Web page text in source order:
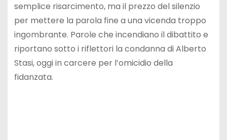
semplice risarcimento, ma il prezzo del silenzio
per mettere la parola fine a una vicenda troppo
ingombrante. Parole che incendiano il dibattito e
riportano sotto i riflettori la condanna diAlberto
Stasi, oggi in carcere per l’omicidio della
fidanzata.